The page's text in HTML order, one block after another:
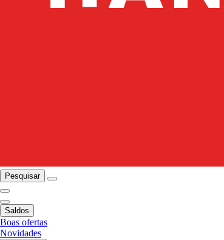
Pesquisar
Saldos
Boas ofertas
Novidades